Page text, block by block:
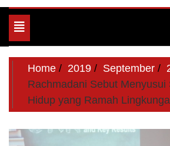
Toggle
navigation
Home 2019 September
Rachmadani Sebut Menyusui
Hidup yang Ramah